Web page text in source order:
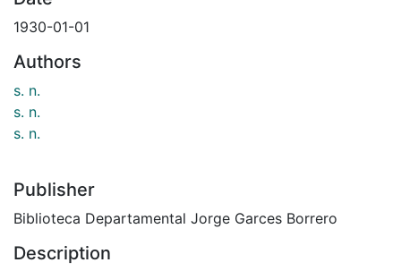
1930-01-01
Authors
s. n.
s. n.
s. n.
Publisher
Biblioteca Departamental Jorge Garces Borrero
Description